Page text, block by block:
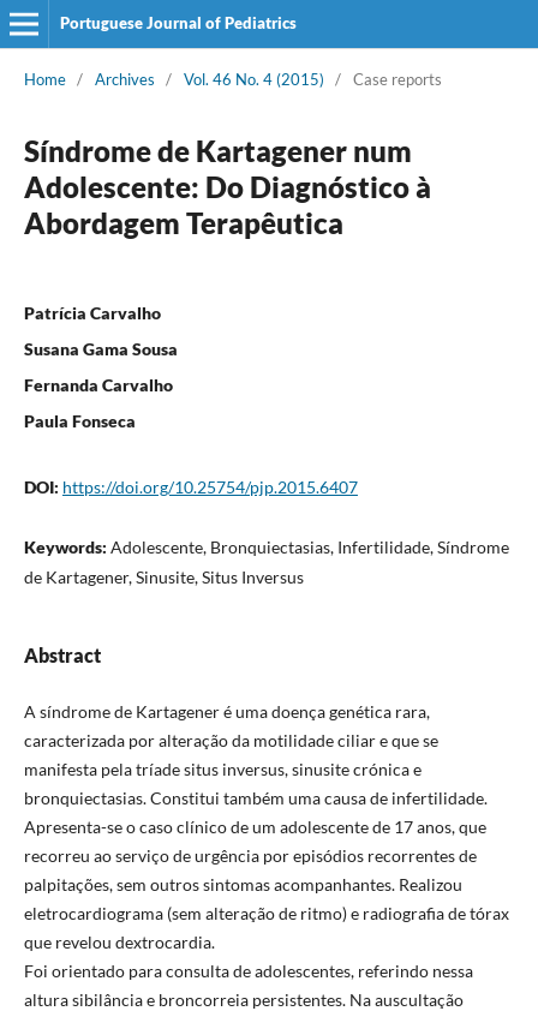
Portuguese Journal of Pediatrics
Home / Archives / Vol. 46 No. 4 (2015) / Case reports
Síndrome de Kartagener num
Adolescente: Do Diagnóstico à
Abordagem Terapêutica
Patrícia Carvalho
Susana Gama Sousa
Fernanda Carvalho
Paula Fonseca
DOI: https://doi.org/10.25754/pjp.2015.6407
Keywords: Adolescente, Bronquiectasias, Infertilidade, Síndrome
de Kartagener, Sinusite, Situs Inversus
Abstract
A síndrome de Kartagener é uma doença genética rara,
caracterizada por alteração da motilidade ciliar e que se
manifesta pela tríade situs inversus, sinusite crónica e
bronquiectasias. Constitui também uma causa de infertilidade.
Apresenta-se o caso clínico de um adolescente de 17 anos, que
recorreu ao serviço de urgência por episódios recorrentes de
palpitações, sem outros sintomas acompanhantes. Realizou
eletrocardiograma (sem alteração de ritmo) e radiografia de tórax
que revelou dextrocardia.
Foi orientado para consulta de adolescentes, referindo nessa
altura sibilância e broncorreia persistentes. Na auscultação